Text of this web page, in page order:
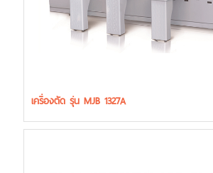
เครื่องตัด รุ่น MJB 1327A